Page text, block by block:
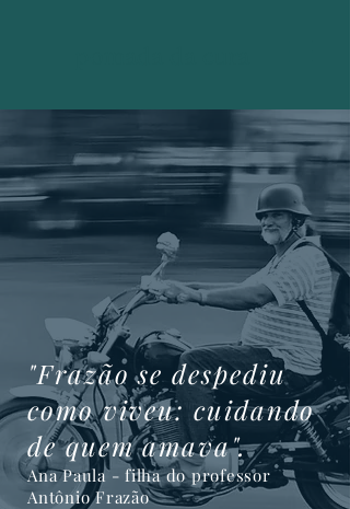
"Frazão se despediu
como viveu: cuidando
de quem amava".
Ana Paula - filha do professor
Antônio Frazão